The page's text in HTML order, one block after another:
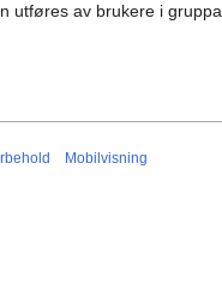
utføres av brukere i gruppa
Mobilvisning